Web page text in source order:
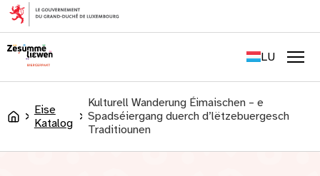
content
LU
DE
Accueil
Eise
Katalog
Kulturell Wanderung Éimaischen – e
Spadséiergang duerch d’lëtzebuergesch
Traditiounen